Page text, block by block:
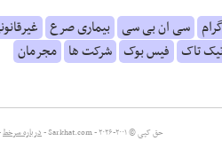
سی ان بی سی بیماری صرع
تاک فیس بوک شرکت ها مجرمان
حق کپی © ۲۰۰۱-۲۰۲۶ - Sarkhat.com - درباره سرخط